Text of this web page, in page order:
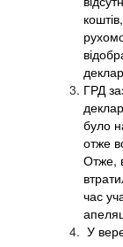
ГРД
було
отже
Отже,
час
У